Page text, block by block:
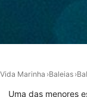
Vida Marinha Baleias
Uma das menores
Recursos especiais
Identificar